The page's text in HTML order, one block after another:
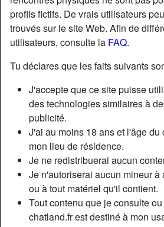
profils fictifs. De vrais utilisateurs
trouvés sur le site Web. Afin de
utilisateurs, consulte la FAQ.
Tu déclares que les faits suivants
J'accepte que ce site puisse
des technologies similaires à
publicité.
J'ai au moins 18 ans et l'âge du
mon lieu de résidence.
Je ne redistribuerai aucun
Je n'autoriserai aucun mineur à
ou à tout matériel qu'il contient.
Tout contenu que je consulte
chatland.fr est destiné à mon
Ajouter
Nickname:
Âge:
Pays: